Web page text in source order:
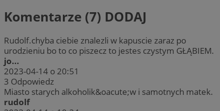
Komentarze (7) DODAJ
Rudolf.chyba ciebie znalezli w kapuscie zaraz po
urodzieniu bo to co piszecz to jestes czystym GŁĄBIEM.
jo...
2023-04-14 o 20:51
3 Odpowiedz
Miasto starych alkoholik&oacute;w i samotnych matek.
rudolf